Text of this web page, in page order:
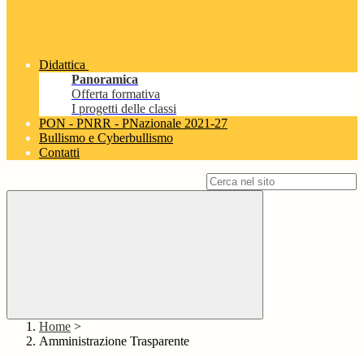
Didattica
Panoramica
Offerta formativa
I progetti delle classi
PON - PNRR - PNazionale 2021-27
Bullismo e Cyberbullismo
Contatti
Home >
Amministrazione Trasparente